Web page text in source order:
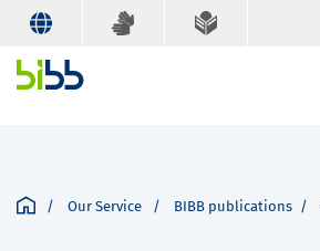
Our Service BIBB publications